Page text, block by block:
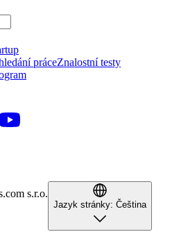
práceZnalostní testy
s.r.o.
Jazyk stránky: Čeština